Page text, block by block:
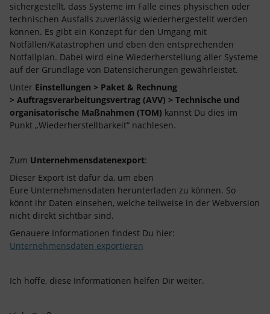
sichergestellt, dass Systeme im Falle eines physischen oder
technischen Ausfalls zuverlässig wiederhergestellt werden
können. Es gibt ein Konzept für den Umgang mit
Notfällen/Katastrophen und eben den entsprechenden
Notfallplan. Dabei wird eine Wiederherstellung aller Systeme
auf der Grundlage von Datensicherungen gewährleistet.
Unter Einstellungen > Paket & Rechnung
> Auftragsverarbeitungsvertrag (AVV) > Technische und
organisatorische Maßnahmen (TOM) kannst Du dies im
Punkt „Wiederherstellbarkeit“ nachlesen.
Zum Unternehmensdatenexport:
Dieser Export ist dafür da, um eben
Eure Unternehmensdaten herunterladen zu können. So
könnt ihr Daten einsehen, welche teilweise in der Webversion
nicht direkt sichtbar sind.
Genauere Informationen findest Du hier:
Unternehmensdaten exportieren
Ich hoffe, diese Informationen helfen Dir weiter.